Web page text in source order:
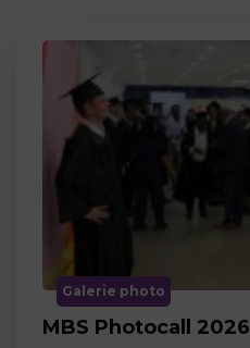
Galerie photo
MBS Photocall 2026